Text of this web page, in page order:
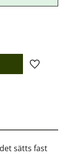
Lägg till
sätts fast